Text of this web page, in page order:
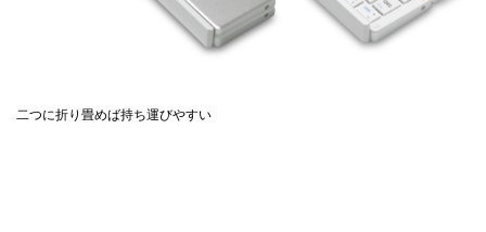
二つに折り畳めば持ち運びやすい